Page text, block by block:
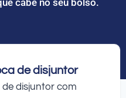
de disjuntor
disjuntor com